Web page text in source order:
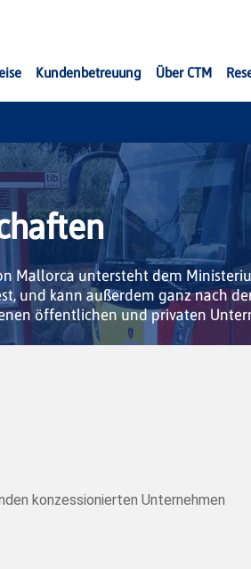
Kundenbetreuung Über CTM
Mallorca untersteht dem
und kann außerdem ganz nach
öffentlichen und privaten
konzessionierten Unternehmen